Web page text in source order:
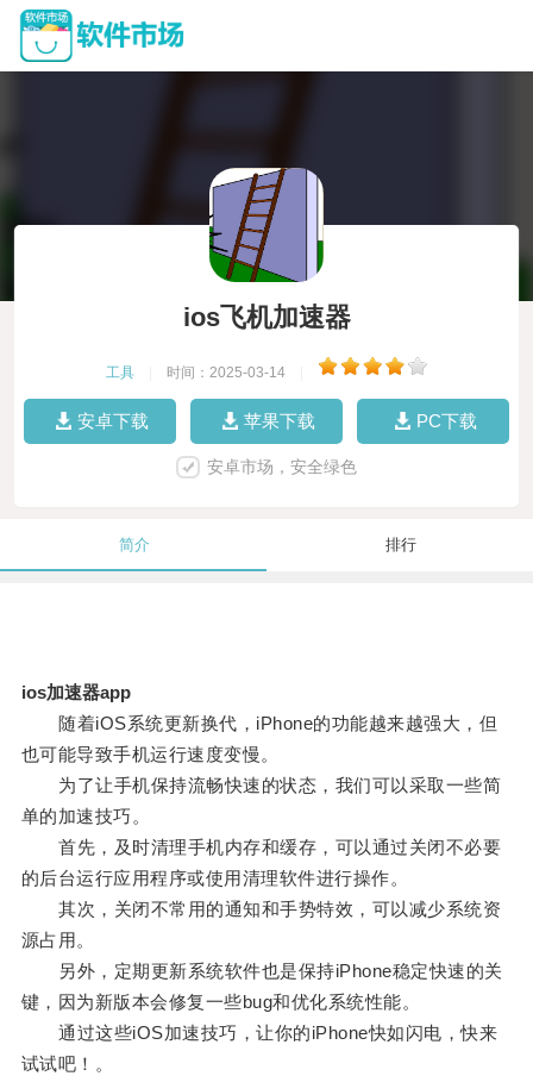
ios飞机加速器
工具 时间：2025-03-14
安卓下载 苹果下载 PC下载
安卓市场，安全绿色
简介 排行
ios加速器app
随着iOS系统更新换代，iPhone的功能越来越强大，但
也可能导致手机运行速度变慢。
为了让手机保持流畅快速的状态，我们可以采取一些简
单的加速技巧。
首先，及时清理手机内存和缓存，可以通过关闭不必要
的后台运行应用程序或使用清理软件进行操作。
其次，关闭不常用的通知和手势特效，可以减少系统资
源占用。
另外，定期更新系统软件也是保持iPhone稳定快速的关
键，因为新版本会修复一些bug和优化系统性能。
通过这些iOS加速技巧，让你的iPhone快如闪电，快来
试试吧！。